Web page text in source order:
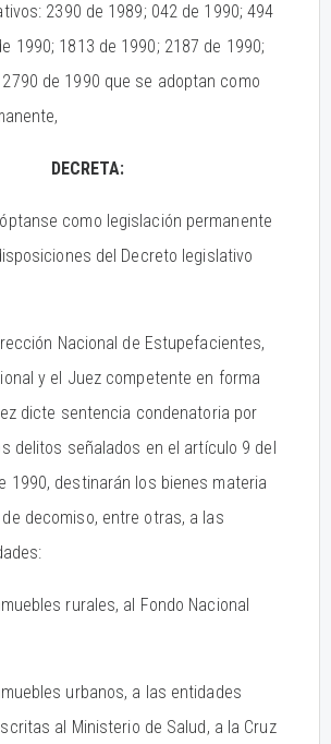
2390 de 1989; 042 de 1990; 494
1990; 1813 de 1990; 2187 de 1990;
de 1990 que se adoptan como
DECRETA:
como legislación permanente
del Decreto legislativo
Nacional de Estupefacientes,
y el Juez competente en forma
dicte sentencia condenatoria por
delitos señalados en el artículo 9 del
1990, destinarán los bienes materia
decomiso, entre otras, a las
rurales, al Fondo Nacional
urbanos, a las entidades
al Ministerio de Salud, a la Cruz